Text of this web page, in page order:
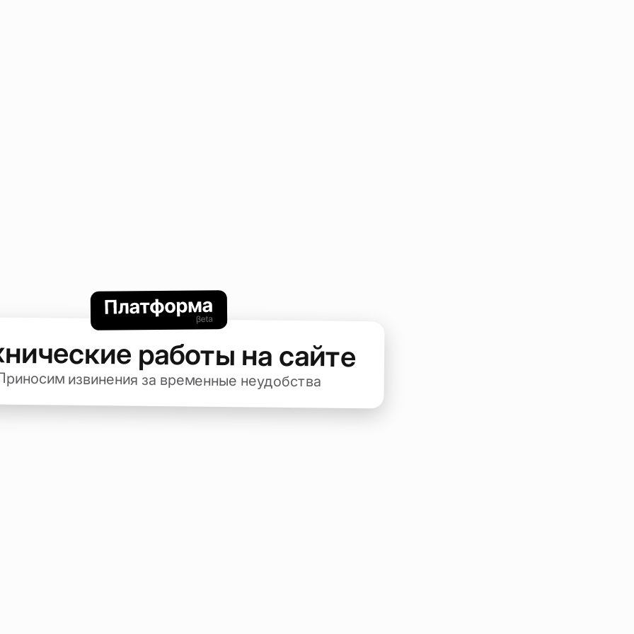
работы на сайте
извинения за временные неудобства